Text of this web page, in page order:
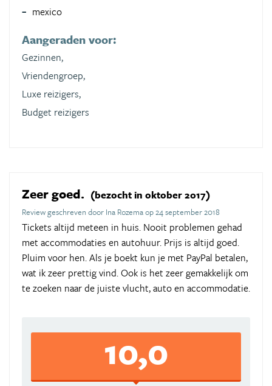
mexico
Aangeraden voor:
Gezinnen,
Vriendengroep,
Luxe reizigers,
Budget reizigers
Zeer goed. (bezocht in oktober 2017)
Review geschreven door Ina Rozema op 24 september 2018
Tickets altijd meteen in huis. Nooit problemen gehad
met accommodaties en autohuur. Prijs is altijd goed.
Pluim voor hen. Als je boekt kun je met PayPal betalen,
wat ik zeer prettig vind. Ook is het zeer gemakkelijk om
te zoeken naar de juiste vlucht, auto en accommodatie.
10,0